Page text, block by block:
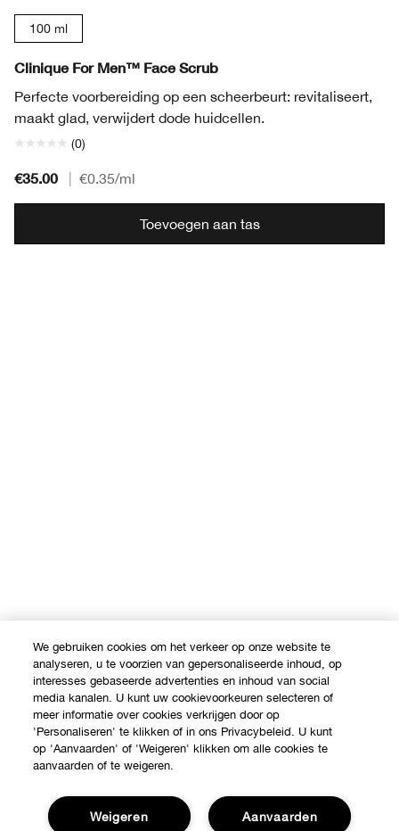
100 ml
Clinique For Men™ Face Scrub
Perfecte voorbereiding op een scheerbeurt: revitaliseert,
maakt glad, verwijdert dode huidcellen.
(0)
€35.00 €0.35/ml
Toevoegen aan tas
Verkooppunten
We gebruiken cookies om het verkeer op onze website te
analyseren, u te voorzien van gepersonaliseerde inhoud, op
interesses gebaseerde advertenties en inhoud van social
media kanalen. U kunt uw cookievoorkeuren selecteren of
meer informatie over cookies verkrijgen door op
'Personaliseren' te klikken of in ons Privacybeleid. U kunt
op 'Aanvaarden' of 'Weigeren' klikken om alle cookies te
aanvaarden of te weigeren.
Aanvaarden
Weigeren